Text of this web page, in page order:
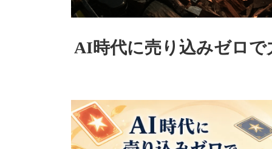
AI時代に売り込みゼロ